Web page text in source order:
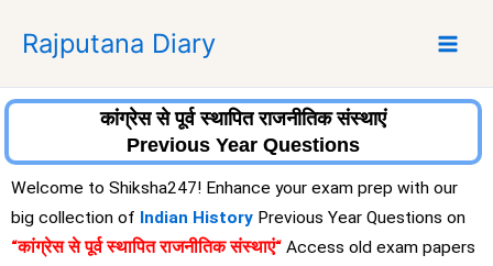
p
Rajputana Diary
कांग्रेस से पूर्व स्थापित राजनीतिक संस्थाएं
Previous Year Questions
Welcome to Shiksha247! Enhance your exam prep with our
big collection of Indian History Previous Year Questions on
“कांग्रेस से पूर्व स्थापित राजनीतिक संस्थाएं“ Access old exam papers